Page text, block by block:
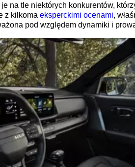
na tle niektórych konkurentów,
z kilkoma eksperckimi ocenami,
pod względem dynamiki i